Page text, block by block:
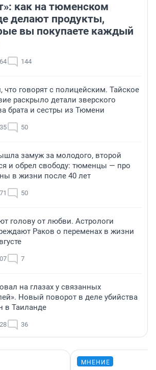
как на тюменском
делают продукты,
вы покупаете каждый
144
что говорят с полицейским. Тайское
раскрыло детали зверского
брата и сестры из Тюмени
50
замуж за молодого, второй
и обрел свободу: тюменцы — про
в жизни после 40 лет
50
голову от любви. Астрологи
Раков о переменах в жизни
7
на глазах у связанных
Новый поворот в деле убийства
в Таиланде
36
МНЕНИЕ